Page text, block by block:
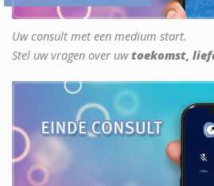
Uw consult met een medium start.
Stel uw vragen over uwtoekomst,